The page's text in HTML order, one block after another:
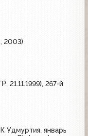
2003)
21.11.1999), 267-й
Удмуртия, январь